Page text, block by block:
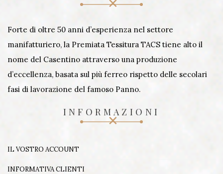
Forte di oltre 50 anni d’esperienza nel settore
manifatturiero, la Premiata Tessitura TACS tiene alto il
nome del Casentino attraverso una produzione
d’eccellenza, basata sul più ferreo rispetto delle secolari
fasi di lavorazione del famoso Panno.
INFORMAZIONI
IL VOSTRO ACCOUNT
INFORMATIVA CLIENTI